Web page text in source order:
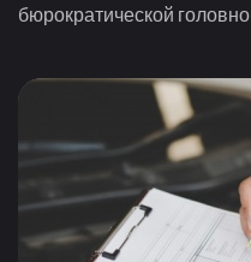
бюрократической